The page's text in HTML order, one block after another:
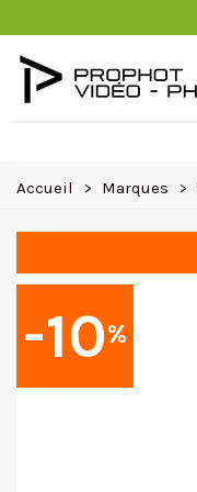
Accueil > Marques >
-10%